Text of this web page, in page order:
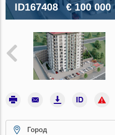
ID167408 € 100 000
Город